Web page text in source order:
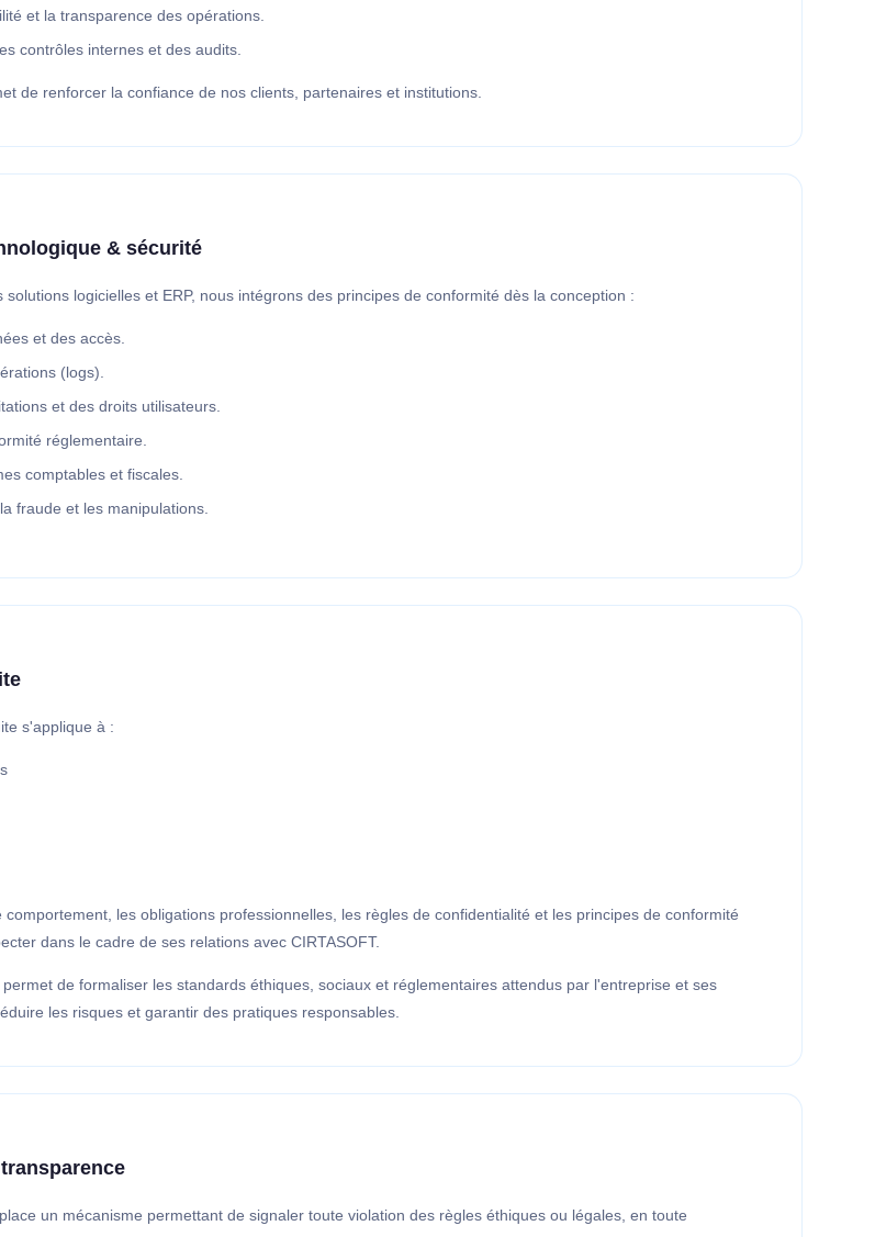
et la transparence des opérations.
contrôles internes et des audits.
de renforcer la confiance de nos clients, partenaires et institutions.
& sécurité
solutions logicielles et ERP, nous intégrons des principes de conformité dès la conception :
et des accès.
(logs).
et des droits utilisateurs.
réglementaire.
comptables et fiscales.
fraude et les manipulations.
s'applique à :
comportement, les obligations professionnelles, les règles de confidentialité et les principes de conformité
dans le cadre de ses relations avec CIRTASOFT.
de formaliser les standards éthiques, sociaux et réglementaires attendus par l'entreprise et ses
les risques et garantir des pratiques responsables.
un mécanisme permettant de signaler toute violation des règles éthiques ou légales, en toute